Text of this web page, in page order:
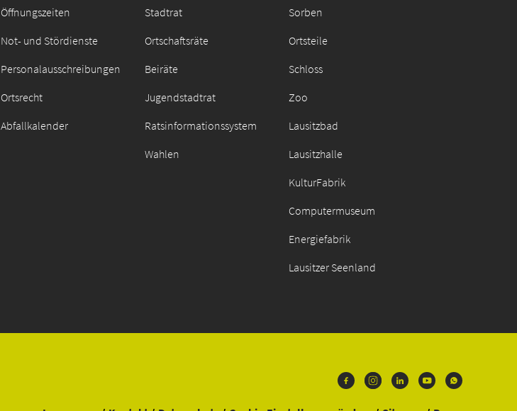
Öffnungszeiten
Not- und Stördienste
Personalausschreibungen
Ortsrecht
Abfallkalender
Stadtrat
Ortschaftsräte
Beiräte
Jugendstadtrat
Ratsinformationssystem
Wahlen
Sorben
Ortsteile
Schloss
Zoo
Lausitzbad
Lausitzhalle
KulturFabrik
Computermuseum
Energiefabrik
Lausitzer Seenland